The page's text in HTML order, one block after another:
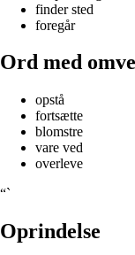
finder sted
foregår
Ord med
opstå
fortsætte
blomstre
vare ved
overleve
“`
Oprindelse